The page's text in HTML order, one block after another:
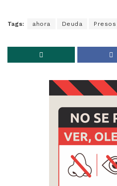
Tags: ahora Deuda